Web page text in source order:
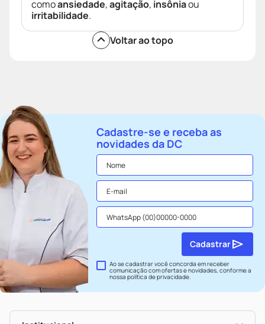
comoansiedade,agitação, insôniaou
irritabilidade.
Voltar ao topo
Cadastre-se e receba as
novidades da DC
Ao se cadastrar você concorda em receber
comunicação com ofertas e novidades, conforme a
nossapolítica de privacidade.
Cadastrar